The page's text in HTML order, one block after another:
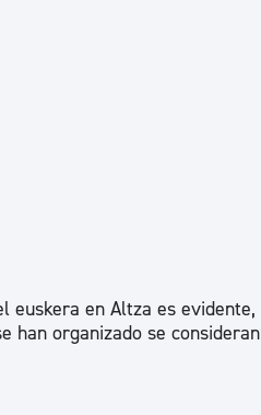
euskera en Altza es evidente,
han organizado se consideran